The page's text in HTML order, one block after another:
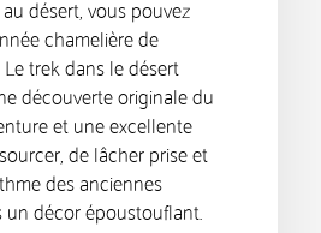
désert, vous pouvez
chamelière de
trek dans le désert
découverte originale du
et une excellente
de lâcher prise et
des anciennes
un décor époustouflant.